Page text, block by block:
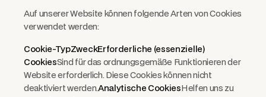
Auf unserer Website können folgende Arten von Cookies
verwendet werden:
Cookie-TypZweckErforderliche (essenzielle)
CookiesSind für das ordnungsgemäße Funktionieren der
Website erforderlich. Diese Cookies können nicht
deaktiviert werden.Analytische Cookies Helfen uns zu